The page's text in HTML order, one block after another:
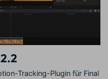
Tracking-Plugin für Final